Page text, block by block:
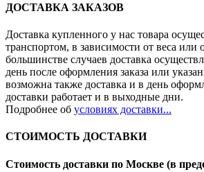
ДОСТАВКА ЗАКАЗОВ
Доставка купленного у нас товара
транспортом, в зависимости от веса или
большинстве случаев доставка
день после оформления заказа или
возможна также доставка и в день
доставки работает и в выходные дни.
Подробнее об условиях доставки...
СТОИМОСТЬ ДОСТАВКИ
Стоимость доставки по Москве (в